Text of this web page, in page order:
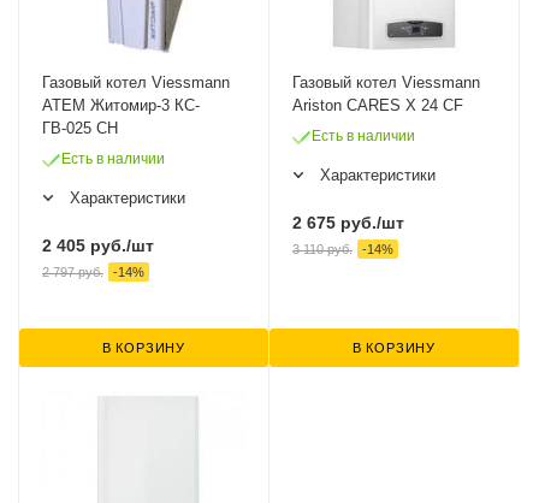
Газовый котел Viessmann
ATEM Житомир-3 КС-
ГВ-025 СН
Есть в наличии
Характеристики
2 405 руб./шт
2 797руб. -14%
В КОРЗИНУ
Газовый котел Viessmann
Ariston CARES X 24 CF
Есть в наличии
Характеристики
2 675 руб./шт
3 110руб. -14%
В КОРЗИНУ